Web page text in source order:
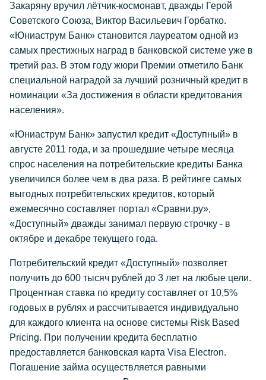
Закаряну вручил лётчик-космонавт, дважды Герой
Советского Союза, Виктор Васильевич Горбатко.
«Юниаструм Банк» становится лауреатом одной из
самых престижных наград в банковской системе уже в
третий раз. В этом году жюри Премии отметило Банк
специальной наградой за лучший розничный кредит в
номинации «За достижения в области кредитования
населения».
«Юниаструм Банк» запустил кредит «Доступный» в
августе 2011 года, и за прошедшие четыре месяца
спрос населения на потребительские кредиты Банка
увеличился более чем в два раза. В рейтинге самых
выгодных потребительских кредитов, который
ежемесячно составляет портал «Сравни.ру»,
«Доступный» дважды занимал первую строчку - в
октябре и декабре текущего года.
Потребительский кредит «Доступный» позволяет
получить до 600 тысяч рублей до 3 лет на любые цели.
Процентная ставка по кредиту составляет от 10,5%
годовых в рублях и рассчитывается индивидуально
для каждого клиента на основе системы Risk Based
Pricing. При получении кредита бесплатно
предоставляется банковская карта Visa Electron.
Погашение займа осуществляется равными